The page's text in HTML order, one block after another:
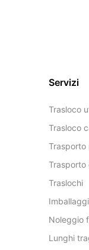
Servizi
Trasloco
Trasloco
Trasporto
Trasporto
Traslochi
Noleggio
Lunghi